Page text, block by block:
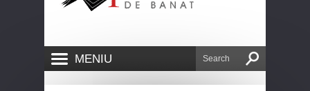
MENIU